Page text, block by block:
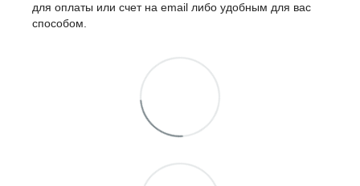
для оплаты или счет на email либо удобным для вас
способом.